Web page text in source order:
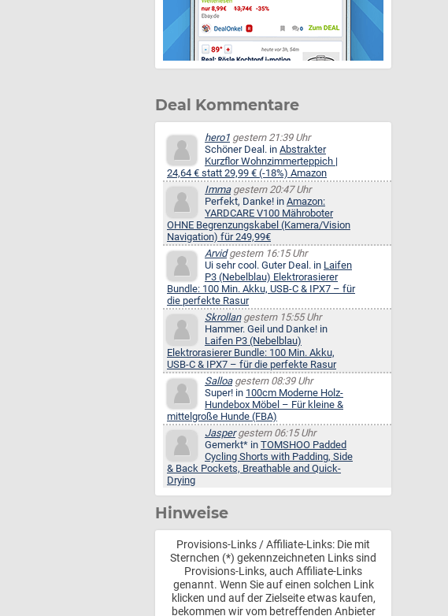
Deal Kommentare
hero1 gestern 21:39 Uhr
Schöner Deal. in Abstrakter
Kurzflor Wohnzimmerteppich |
24,64 € statt 29,99 € (-18%) Amazon
Immagestern 20:47 Uhr
Perfekt, Danke! in Amazon:
YARDCARE V100 Mähroboter
OHNE Begrenzungskabel (Kamera/Vision
Navigation) für 249,99€
Arvidgestern 16:15 Uhr
Ui sehr cool. Guter Deal. in Laifen
P3 (Nebelblau) Elektrorasierer
Bundle: 100 Min. Akku, USB-C & IPX7 – für
die perfekte Rasur
Skrollangestern 15:55 Uhr
Hammer. Geil und Danke! in
Laifen P3 (Nebelblau)
Elektrorasierer Bundle: 100 Min. Akku,
USB-C & IPX7 – für die perfekte Rasur
Salloagestern 08:39 Uhr
Super! in 100cm Moderne Holz-
Hundebox Möbel – Für kleine &
mittelgroße Hunde (FBA)
Jaspergestern 06:15 Uhr
Gemerkt* in TOMSHOO Padded
Cycling Shorts with Padding, Side
& Back Pockets, Breathable and Quick-
Drying
Hinweise
Provisions-Links / Affiliate-Links: Die mit
Sternchen (*) gekennzeichneten Links sind
Provisions-Links, auch Affiliate-Links
genannt. Wenn Sie auf einen solchen Link
klicken und auf der Zielseite etwas kaufen,
bekommen wir vom betreffenden Anbieter